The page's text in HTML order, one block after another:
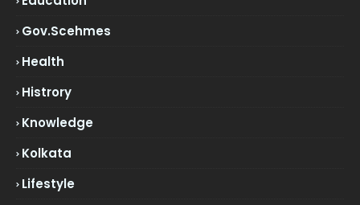
Gov.scehmes
Health
Histrory
Knowledge
Kolkata
Lifestyle